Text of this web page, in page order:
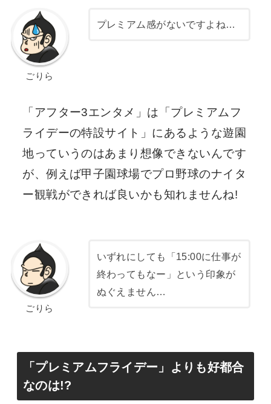
ごりら
プレミアム感がないですよね…
「アフター3エンタメ」は「プレミアムフ
ライデーの特設サイト」にあるような遊園
地っていうのはあまり想像できないんです
が、例えば甲子園球場でプロ野球のナイタ
ー観戦ができれば良いかも知れませんね!
ごりら
いずれにしても「15:00に仕事が
終わってもなー」という印象が
ぬぐえません…
「プレミアムフライデー」よりも好都合
なのは!?